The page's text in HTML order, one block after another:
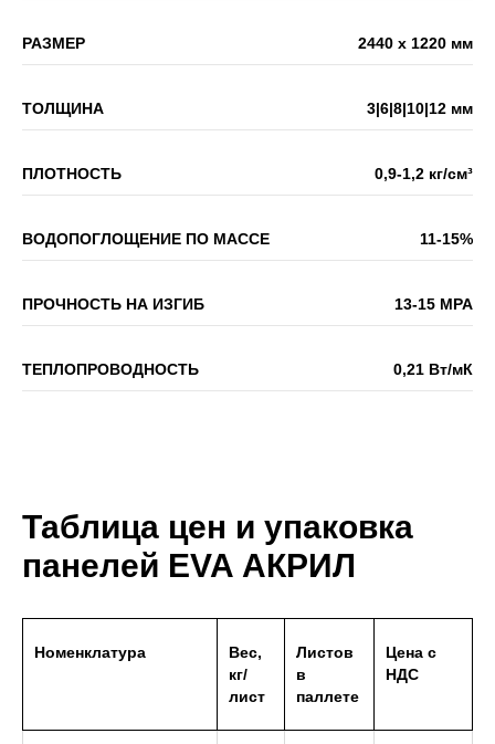
РАЗМЕР 2440 х 1220 мм
ТОЛЩИНА 3|6|8|10|12 мм
ПЛОТНОСТЬ 0,9-1,2 кг/см³
ВОДОПОГЛОЩЕНИЕ ПО МАССЕ 11-15%
ПРОЧНОСТЬ НА ИЗГИБ 13-15 МРА
ТЕПЛОПРОВОДНОСТЬ 0,21 Вт/мК
Таблица цен и упаковка
панелей EVA АКРИЛ
Номенклатура
Вес,
кг/
лист
Листов
в
паллете
Цена с
НДС